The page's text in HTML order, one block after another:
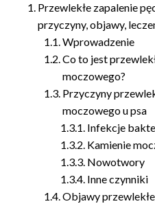
Przewlekłe zapalenie
przyczyny, objawy,
Wprowadzenie
Co to jest
moczowego?
Przyczyny
moczowego u psa
Infekcje
Kamienie
Nowotwory
Inne czynniki
Objawy